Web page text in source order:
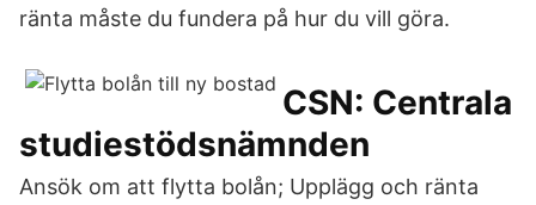
ränta måste du fundera på hur du vill göra.
CSN: Centrala
studiestödsnämnden
Ansök om att flytta bolån; Upplägg och ränta